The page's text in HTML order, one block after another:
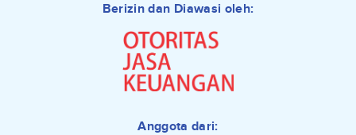
Berizin dan Diawasi oleh:
Anggota dari: